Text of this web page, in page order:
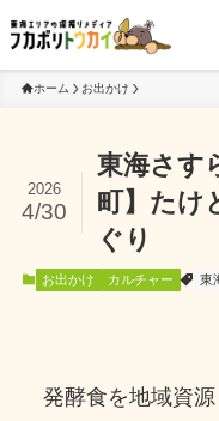
ホーム お出かけ
東海さす
町】たけ
ぐり
2026
4/30
お出かけ カルチャー 東
発酵食を地域資源